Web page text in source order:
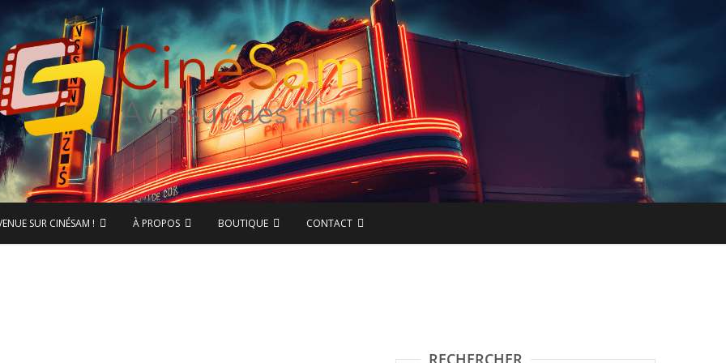
de données CinéSam
SUR CINÉSAM ! À PROPOS BOUTIQUE CONTACT
RECHERCHER